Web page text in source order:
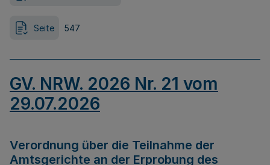
Seite 547
GV. NRW. 2026 Nr. 21 vom
29.07.2026
Verordnung über die Teilnahme der
Amtsgerichte an der Erprobung des